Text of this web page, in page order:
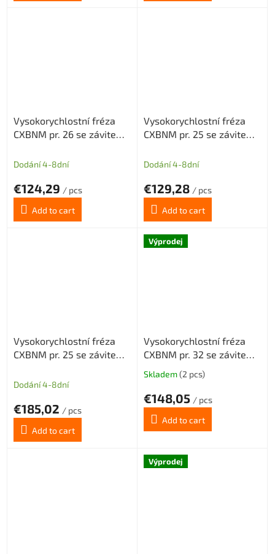
Vysokorychlostní fréza
CXBNM pr. 26 se závitem
BNMX0603 3z
Dodání 4-8dní
€124,29 / pcs
Add to cart
Vysokorychlostní fréza
CXBNM pr. 25 se závitem
BNMX0603 4z
Dodání 4-8dní
€129,28 / pcs
Add to cart
Vysokorychlostní fréza
CXBNM pr. 25 se závitem
BNMX0603 s chlazením
Dodání 4-8dní
€185,02 / pcs
Add to cart
Výprodej
Vysokorychlostní fréza
CXBNM pr. 32 se závitem
BNMX0603, s chlazením,
4z
The
product
rating
5,0
of
5
Skladem(2 pcs)
€148,05 / pcs
Add to cart
Výprodej